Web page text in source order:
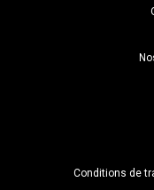
Conditions de